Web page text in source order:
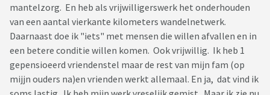
mantelzorg. En heb als vrijwilligerswerk het onderhouden
van een aantal vierkante kilometers wandelnetwerk.
Daarnaast doe ik "iets" met mensen die willen afvallen en in
een betere conditie willen komen. Ook vrijwillig. Ik heb 1
gepensioeerd vriendenstel maar de rest van mijn fam (op
mijjn ouders na)en vrienden werkt allemaal. En ja, dat vind ik